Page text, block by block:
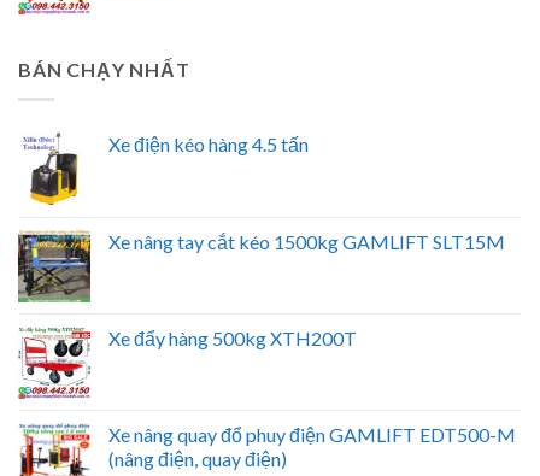
BÁN CHẠY NHẤT
Xe điện kéo hàng 4.5 tấn
Xe nâng tay cắt kéo 1500kg GAMLIFT SLT15M
Xe đẩy hàng 500kg XTH200T
Xe nâng quay đổ phuy điện GAMLIFT EDT500-M
(nâng điện, quay điện)